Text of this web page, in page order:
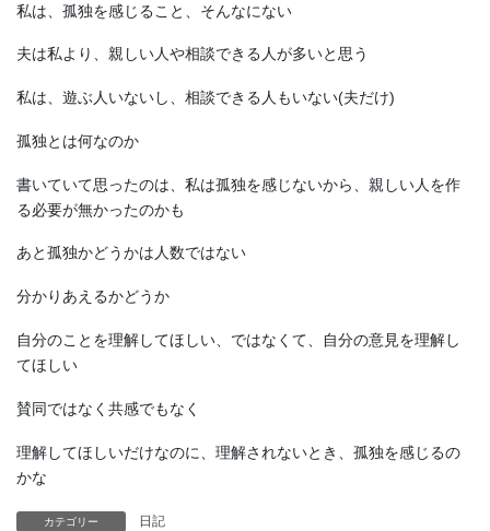
私は、孤独を感じること、そんなにない
夫は私より、親しい人や相談できる人が多いと思う
私は、遊ぶ人いないし、相談できる人もいない(夫だけ)
孤独とは何なのか
書いていて思ったのは、私は孤独を感じないから、親しい人を作
る必要が無かったのかも
あと孤独かどうかは人数ではない
分かりあえるかどうか
自分のことを理解してほしい、ではなくて、自分の意見を理解し
てほしい
賛同ではなく共感でもなく
理解してほしいだけなのに、理解されないとき、孤独を感じるの
かな
カテゴリー 日記